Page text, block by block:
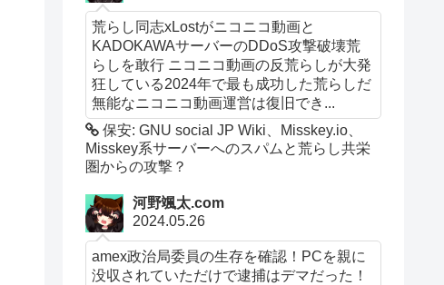
荒らし同志xLostがニコニコ動画と
KADOKAWAサーバーのDDoS攻撃破壊荒
らしを敢行 ニコニコ動画の反荒らしが大発
狂している2024年で最も成功した荒らしだ
無能なニコニコ動画運営は復旧でき...
保安: GNU social JP Wiki、Misskey.io、
Misskey系サーバーへのスパムと荒らし共栄
圏からの攻撃？
河野颯太.com
2024.05.26
amex政治局委員の生存を確認！PCを親に
没収されていただけで逮捕はデマだった！